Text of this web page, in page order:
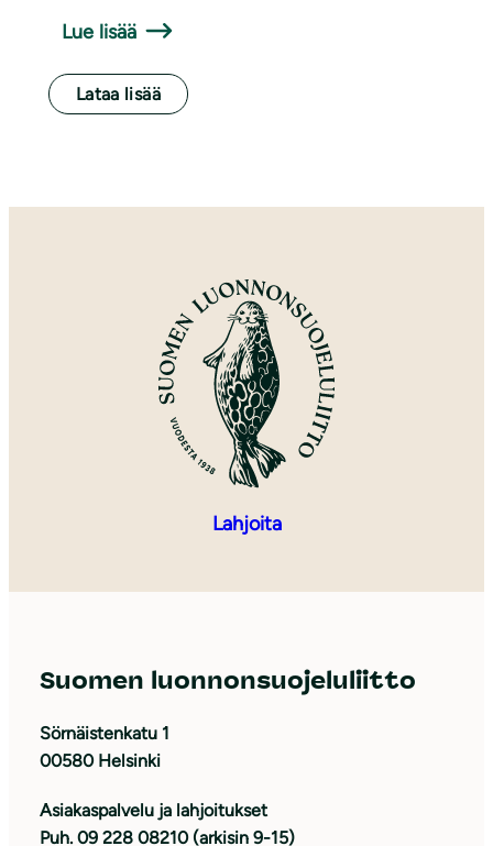
Lue lisää
Lataa lisää
Lahjoita
Suomen luonnonsuojeluliitto
Sörnäistenkatu 1
00580 Helsinki
Asiakaspalvelu ja lahjoitukset
Puh. 09 228 08210 (arkisin 9-15)